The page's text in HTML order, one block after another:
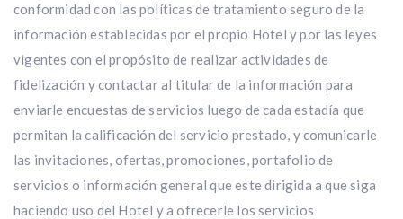
conformidad con las políticas de tratamiento seguro de la
información establecidas por el propio Hotel y por las leyes
vigentes con el propósito de realizar actividades de
fidelización y contactar al titular de la información para
enviarle encuestas de servicios luego de cada estadía que
permitan la calificación del servicio prestado, y comunicarle
las invitaciones, ofertas, promociones, portafolio de
servicios o información general que este dirigida a que siga
haciendo uso del Hotel y a ofrecerle los servicios